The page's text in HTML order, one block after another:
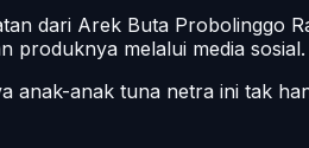
dari Arek Buta Probolinggo
produknya melalui media sosial.
anak-anak tuna netra ini tak